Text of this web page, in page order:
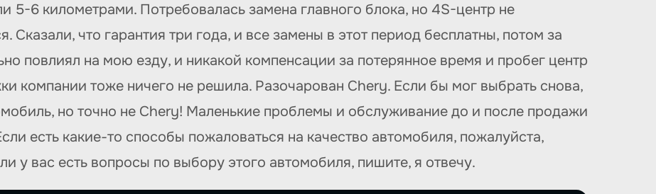
5-6 километрами. Потребовалась замена главного блока, но 4S-центр не
Сказали, что гарантия три года, и все замены в этот период бесплатны, потом за
повлиял на мою езду, и никакой компенсации за потерянное время и пробег центр
компании тоже ничего не решила. Разочарован Chery. Если бы мог выбрать снова,
но точно не Chery! Маленькие проблемы и обслуживание до и после продажи
есть какие-то способы пожаловаться на качество автомобиля, пожалуйста,
у вас есть вопросы по выбору этого автомобиля, пишите, я отвечу.